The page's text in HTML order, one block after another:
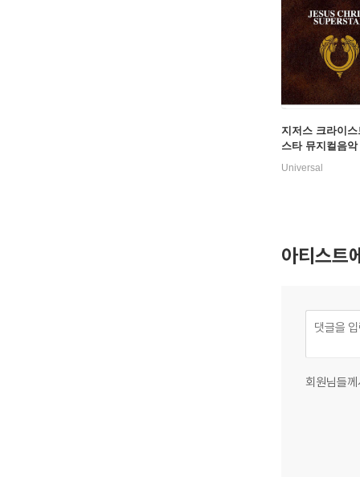
지저스 크라이
스타 뮤지컬음
Christ
Universal
아티스트
회원님들